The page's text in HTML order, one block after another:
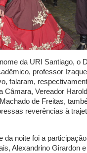
da URI Santiago, o
professor
falaram,
Câmara, Vereador
de Freitas,
reverências à
noite foi a
Alexandrino Girardon